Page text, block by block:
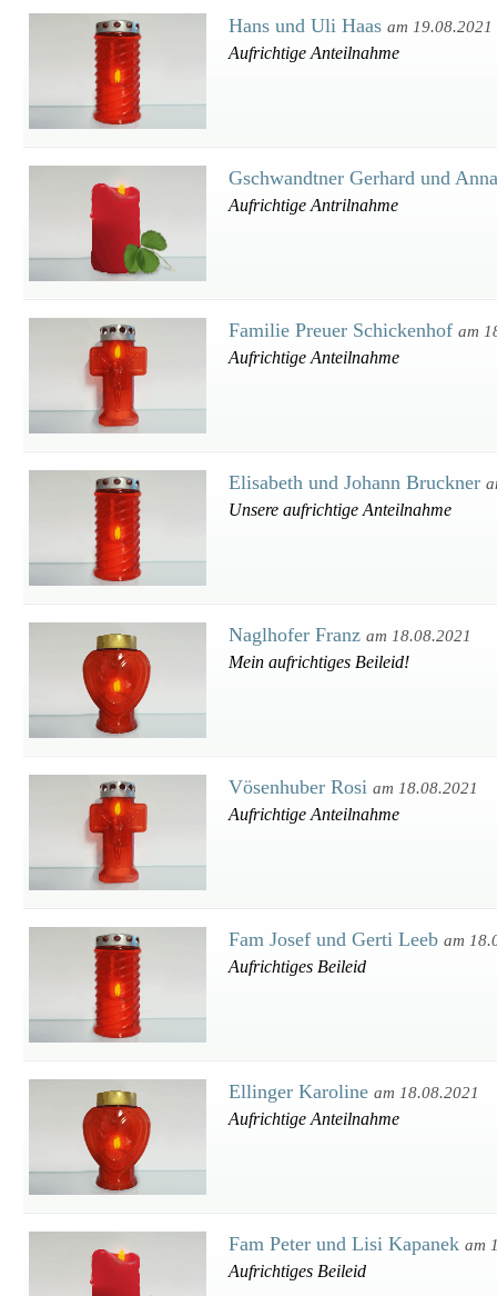
Hans und Uli Haas am 19.08.2021
Aufrichtige Anteilnahme
Gschwandtner Gerhard und
Aufrichtige Antrilnahme
Familie Preuer Schickenhof am
Aufrichtige Anteilnahme
Elisabeth und Johann Bruckner
Unsere aufrichtige Anteilnahme
Naglhofer Franz am 18.08.2021
Mein aufrichtiges Beileid!
Vösenhuber Rosi am 18.08.2021
Aufrichtige Anteilnahme
Fam Josef und Gerti Leeb am
Aufrichtiges Beileid
Ellinger Karoline am 18.08.2021
Aufrichtige Anteilnahme
Fam Peter und Lisi Kapanek am
Aufrichtiges Beileid